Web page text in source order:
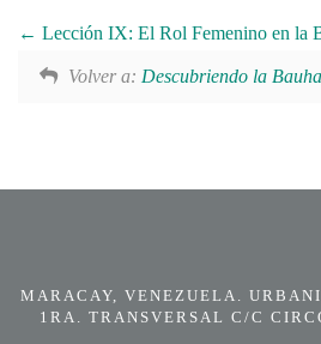
Lección IX: El Rol Femenino en la
Volver a: Descubriendo la
MARACAY, VENEZUELA.
1RA. TRANSVERSAL C/C